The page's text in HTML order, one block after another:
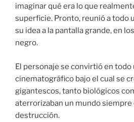
imaginar qué era lo que
superficie. Pronto, reunió a todo
su idea a la pantalla grande, en
negro.
El personaje se convirtió en todo
cinematográfico bajo el cual se
gigantescos, tanto biológicos
aterrorizaban un mundo siempre
destrucción.